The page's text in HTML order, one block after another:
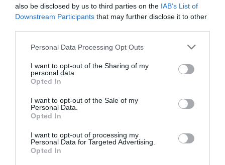
also be disclosed by us to third parties on the IAB’s List of
Downstream Participants that may further disclose it to other
Personal Data Processing Opt Outs
I want to opt-out of the Sharing of my
personal data.
Opted In
I want to opt-out of the Sale of my
Personal Data.
Opted In
I want to opt-out of processing my
Personal Data for Targeted Advertising.
Opted In
CSD